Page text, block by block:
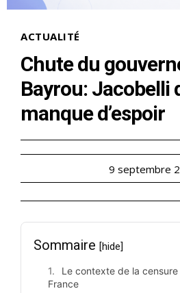
ACTUALITÉ
Chute du
Bayrou: Jacobelli
manque d’espoir
9 septembre
Sommaire [hide]
Le contexte de la
France